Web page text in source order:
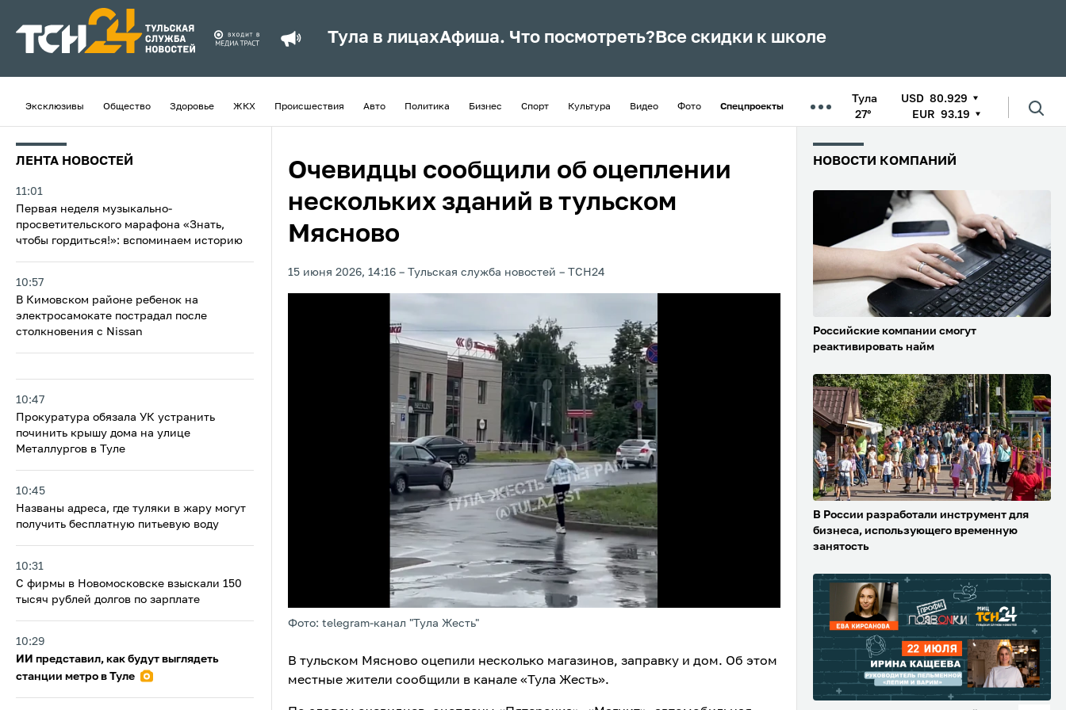
Тула в лицахАфиша. Что посмотреть? Все скидки к школе
Эксклюзивы Общество Здоровье ЖКХ Происшествия Авто Политика Бизнес Спорт Культура Видео Фото Спецпроекты
Тула
27°
USD 80.929
EUR 93.19
ЛЕНТА НОВОСТЕЙ
11:01
Первая неделя музыкально-
просветительского марафона «Знать,
чтобы гордиться!»: вспоминаем историю
10:57
В Кимовском районе ребенок на
электросамокате пострадал после
столкновения с Nissan
10:47
Прокуратура обязала УК устранить
починить крышу дома на улице
Металлургов в Туле
10:45
Названы адреса, где туляки в жару могут
получить бесплатную питьевую воду
10:31
С фирмы в Новомосковске взыскали 150
тысяч рублей долгов по зарплате
10:29
ИИ представил, как будут выглядеть
станции метро в Туле
Очевидцы сообщили об оцеплении
нескольких зданий в тульском
Мясново
15 июня 2026, 14:16 Тульская служба новостей ТСН24
Фото: telegram-канал "Тула Жесть"
В тульском Мясново оцепили несколько магазинов, заправку и дом. Об этом
местные жители сообщили в канале «Тула Жесть».
НОВОСТИ КОМПАНИЙ
Российские компании смогут
реактивировать найм
В России разработали инструмент для
бизнеса, использующего временную
занятость